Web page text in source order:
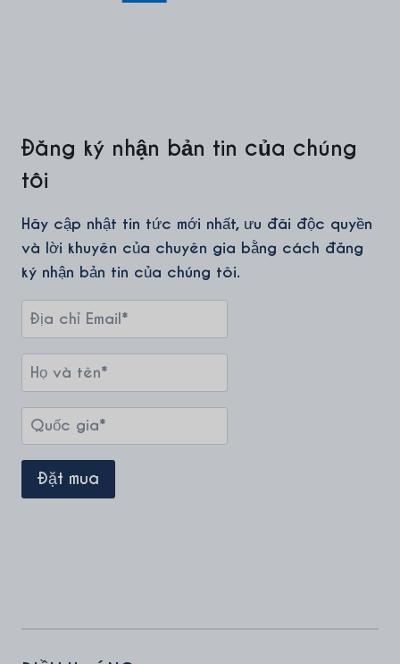
Đăng ký nhận bản tin của chúng
tôi
Hãy cập nhật tin tức mới nhất, ưu đãi độc quyền
và lời khuyên của chuyên gia bằng cách đăng
ký nhận bản tin của chúng tôi.